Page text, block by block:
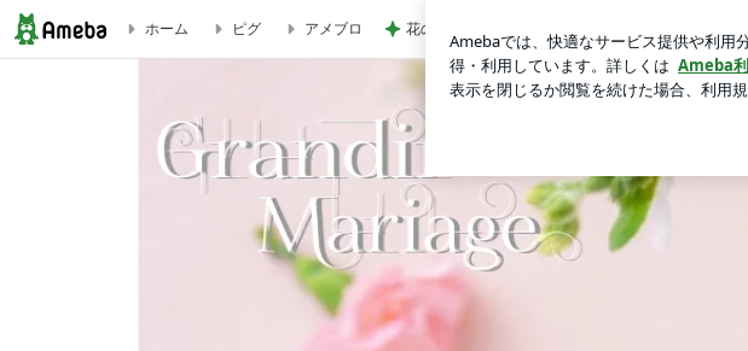
婚活たとえ話し②婚活を海にたとえてみると | 山形の婚活コンサルタントが教える
ホーム ピグ アメブロ 花の82年組 早見優と薬丸裕英の共演